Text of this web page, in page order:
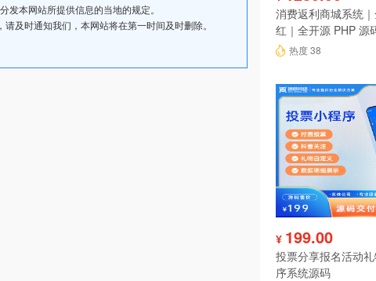
本网站所提供信息的当地的规定。
及时通知我们，本网站将在第一时间及时删除。
消费返利商城系统
红｜全开源 PHP 源
热度 38
¥ 199.00
投票分享报名活动
序系统源码